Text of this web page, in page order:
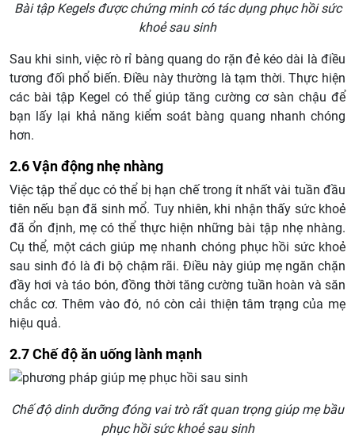
Bài tập Kegels được chứng minh có tác dụng phục hồi sức
khoẻ sau sinh
Sau khi sinh, việc rò rỉ bàng quang do rặn đẻ kéo dài là điều
tương đối phổ biến. Điều này thường là tạm thời. Thực hiện
các bài tập Kegel có thể giúp tăng cường cơ sàn chậu để
bạn lấy lại khả năng kiểm soát bàng quang nhanh chóng
hơn.
2.6 Vận động nhẹ nhàng
Việc tập thể dục có thể bị hạn chế trong ít nhất vài tuần đầu
tiên nếu bạn đã sinh mổ. Tuy nhiên, khi nhận thấy sức khoẻ
đã ổn định, mẹ có thể thực hiện những bài tập nhẹ nhàng.
Cụ thể, một cách giúp mẹ nhanh chóng phục hồi sức khoẻ
sau sinh đó là đi bộ chậm rãi. Điều này giúp mẹ ngăn chặn
đầy hơi và táo bón, đồng thời tăng cường tuần hoàn và săn
chắc cơ. Thêm vào đó, nó còn cải thiện tâm trạng của mẹ
hiệu quả.
2.7 Chế độ ăn uống lành mạnh
Chế độ dinh dưỡng đóng vai trò rất quan trọng giúp mẹ bầu
phục hồi sức khoẻ sau sinh